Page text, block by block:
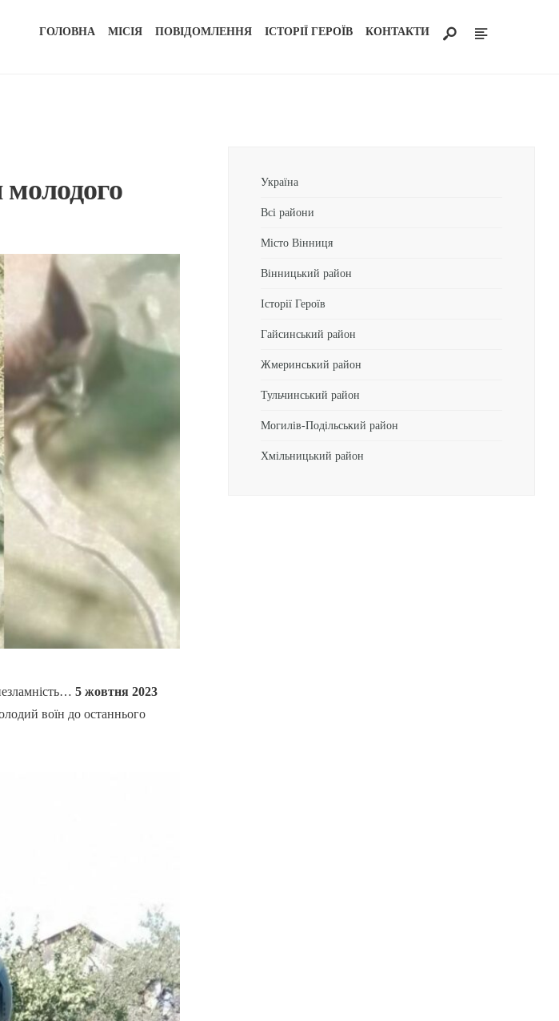
ГОЛОВНА МІСІЯ ПОВІДОМЛЕННЯ ІСТОРІЇ ГЕРОЇВ КОНТАКТИ
молодого
5 жовтня 2023
воїн до останнього
Україна
Всі райони
Місто Вінниця
Вінницький район
Історії Героїв
Гайсинський район
Жмеринський район
Тульчинський район
Могилів-Подільський район
Хмільницький район